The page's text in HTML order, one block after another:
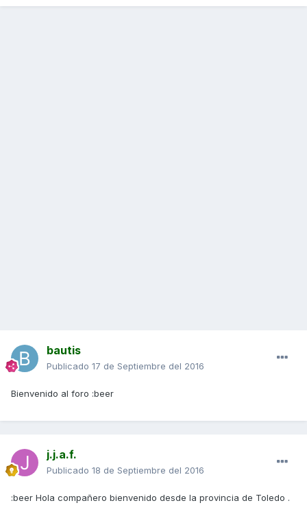
bautis
Publicado 17 de Septiembre del 2016
Bienvenido al foro :beer
j.j.a.f.
Publicado 18 de Septiembre del 2016
:beer Hola compañero bienvenido desde la provincia de Toledo .